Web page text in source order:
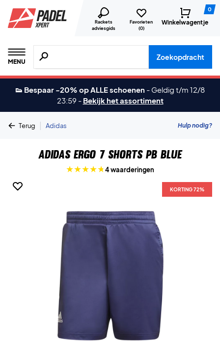
Rackets
adviesgids
Favorieten
(0)
0
Winkelwagentje
MENU
Zoeken naar producten, merken etc.
Zoekopdracht
👟 Bespaar -20% op ALLE schoenen - Geldig t/m 12/8
23:59 - Bekijk het assortiment
Terug | Adidas Hulp nodig?
Adidas Ergo 7 Shorts PB Blue
4 waarderingen
KORTING 72%